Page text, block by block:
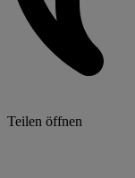
Teilen öffnen